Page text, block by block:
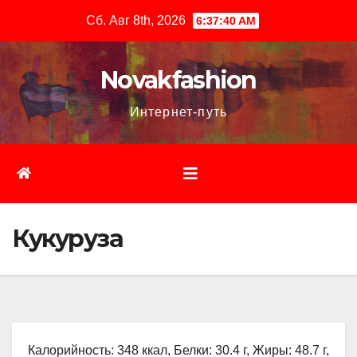
содержимому
Сб. Авг 8th, 2026 6:37:42 AM
Novakfashion
Интернет-путь
Кукуруза
Калорийность: 348 ккал, Белки: 30.4 г, Жиры: 48.7 г,